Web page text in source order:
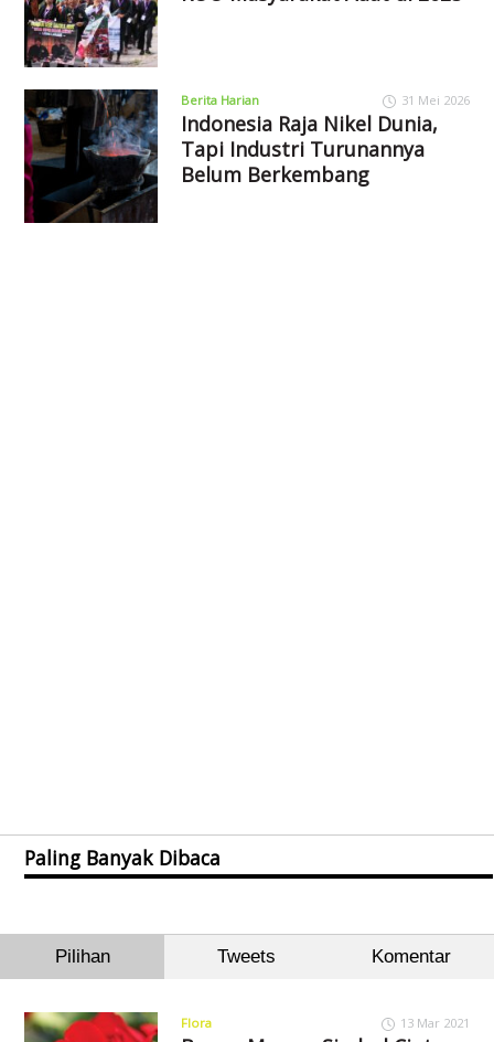
Berita Harian 31 Mei 2026
Indonesia Raja Nikel Dunia,
Tapi Industri Turunannya
Belum Berkembang
Paling Banyak Dibaca
Pilihan Tweets Komentar
Flora 13 Mar 2021